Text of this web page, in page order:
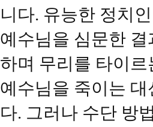
니다. 유능한 정치
예수님을 심문한
하며 무리를 타이
예수님을 죽이는
다. 그러나 수단 방